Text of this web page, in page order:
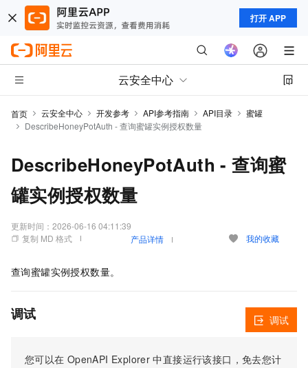
打开 APP
云安全中心
首页 云安全中心 开发参考 API参考指南 API目录
蜜罐
DescribeHoneyPotAuth - 查询蜜罐实例授权数量
DescribeHoneyPotAuth - 查询蜜
罐实例授权数量
更新时间： 2026-06-16 04:11:39
复制 MD 格式
产品详情 我的收藏
查询蜜罐实例授权数量。
调试
您可以在 OpenAPI Explorer 中直接运行该接口，免去您计
调试